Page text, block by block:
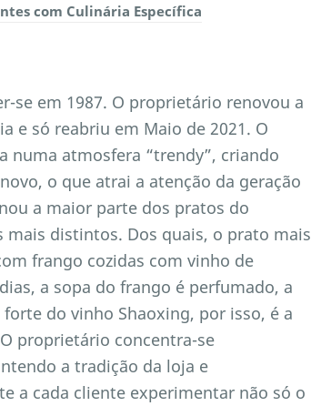
com Culinária Específica
se em 1987. O proprietário renovou a
e só reabriu em Maio de 2021. O
atmosfera “trendy”, criando
o que atrai a atenção da geração
a maior parte dos pratos do
distintos. Dos quais, o prato mais
frango cozidas com vinho de
a sopa do frango é perfumado, a
do vinho Shaoxing, por isso, é a
proprietário concentra-se
a tradição da loja e
a cada cliente experimentar não só o